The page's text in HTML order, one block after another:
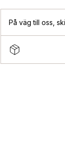
På väg till oss